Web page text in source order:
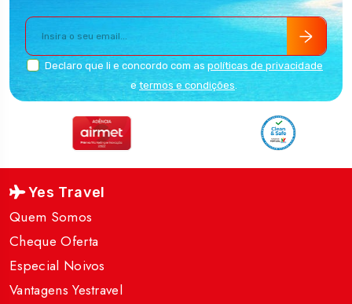
Declaro que li e concordo com as políticas de privacidade
e termos e condições.
Yes Travel
Quem Somos
Cheque Oferta
Especial Noivos
Vantagens Yestravel